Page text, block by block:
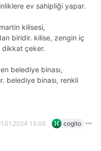
ev sahipliği yapar.
kilisesi,
biridir. kilise, zengin iç
dikkat çeker.
belediye binası,
belediye binası, renkli
13:06 cogito